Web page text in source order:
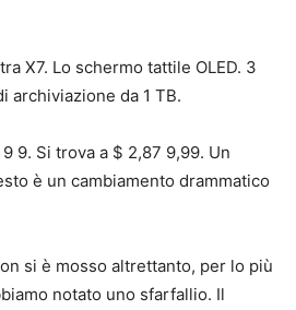
X7. Lo schermo tattile OLED. 3
archiviazione da 1 TB.
9. Si trova a $ 2,87 9,99. Un
è un cambiamento drammatico
si è mosso altrettanto, per lo più
notato uno sfarfallio. Il